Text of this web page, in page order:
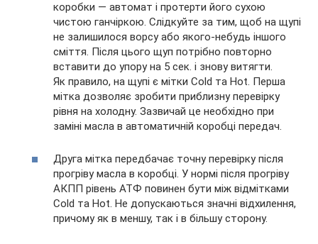
коробки — автомат і протерти його сухою
чистою ганчіркою. Слідкуйте за тим, щоб на щупі
не залишилося ворсу або якого-небудь іншого
сміття. Після цього щуп потрібно повторно
вставити до упору на 5 сек. і знову витягти.
Як правило, на щупі є мітки Cold та Hot. Перша
мітка дозволяє зробити приблизну перевірку
рівня на холодну. Зазвичай це необхідно при
заміні масла в автоматичній коробці передач.
Друга мітка передбачає точну перевірку після
прогріву масла в коробці. У нормі після прогріву
АКПП рівень АТФ повинен бути між відмітками
Cold та Hot. Не допускаються значні відхилення,
причому як в меншу, так і в більшу сторону.